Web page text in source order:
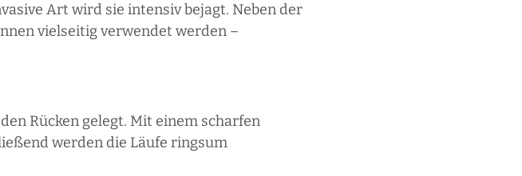
Art wird sie intensiv bejagt. Neben der
vielseitig verwendet werden –
Rücken gelegt. Mit einem scharfen
werden die Läufe ringsum